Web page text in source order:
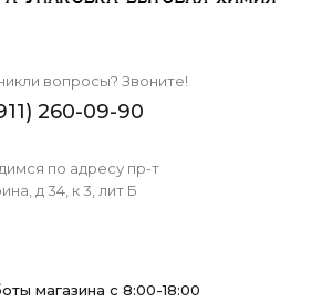
вопросы? Звоните!
260-09-90
по адресу пр-т
д 34, к 3, лит Б
магазина с 8:00-18:00